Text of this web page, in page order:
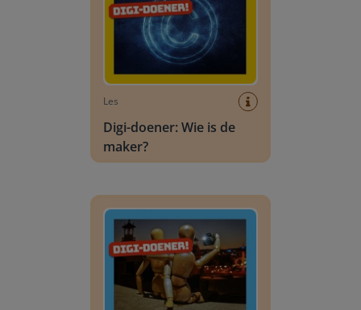
Les
Digi-doener: Wie is de
maker?